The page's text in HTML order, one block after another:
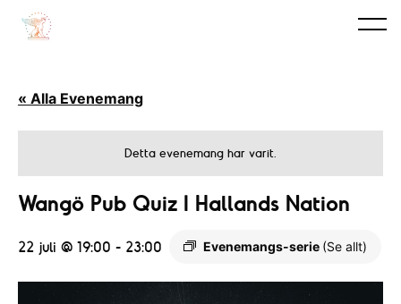
« Alla Evenemang
Detta evenemang har varit.
Wangö Pub Quiz I Hallands Nation
22 juli @ 19:00 - 23:00 Evenemangs-serie (Se allt)